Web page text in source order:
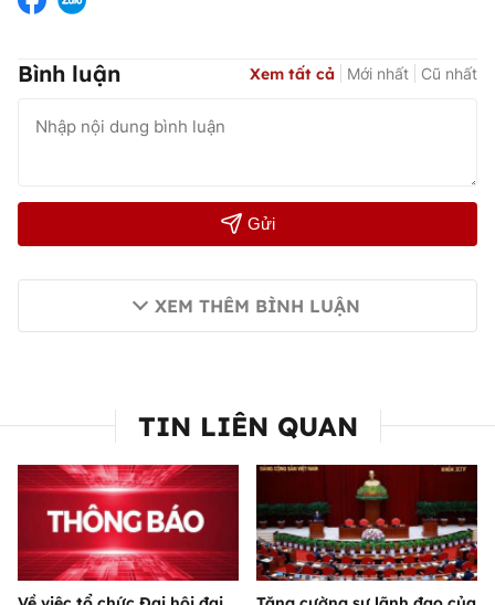
Bình luận Xem tất cả Mới nhất Cũ nhất
Gửi
XEM THÊM BÌNH LUẬN
TIN LIÊN QUAN